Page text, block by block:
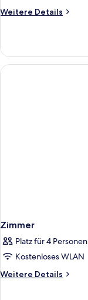
Weitere Details
Weitere
Monarch
zur
Einzelnutzung
Zimmer
Platz für 4 Personen
Kostenloses WLAN
Weitere Details
Weitere